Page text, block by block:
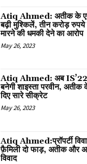
Atiq Ahmed: अतीक के
बढ़ी मुश्किलें, तीन करोड़
मारने की धमकी देने का आरोप
May 26, 2023
Atiq Ahmed: अब
बनेगी शाइस्ता परवीन,
दिए सारे सीक्रेट
May 26, 2023
Atiq Ahmed:प्रॉपर्टी
फ़ैमिली दो फाड़, अतीक और
विवाद